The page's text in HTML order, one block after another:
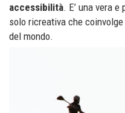
accessibilità. E’ una vera
solo ricreativa che
del mondo.